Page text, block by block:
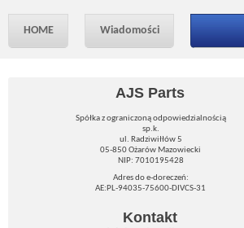
HOME Wiadomości
AJS Parts
Spółka z ograniczoną odpowiedzialnością
sp.k.
ul. Radziwiłłów 5
05-850 Ożarów Mazowiecki
NIP: 7010195428
Adres do e-doreczeń:
AE:PL-94035-75600-DIVCS-31
Kontakt